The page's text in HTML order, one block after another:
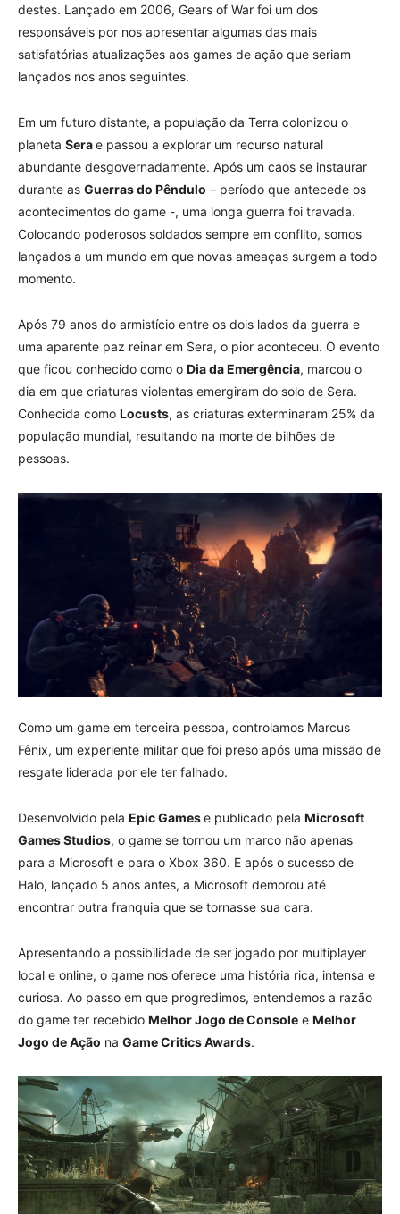
destes. Lançado em 2006, Gears of War foi um dos
responsáveis por nos apresentar algumas das mais
satisfatórias atualizações aos games de ação que seriam
lançados nos anos seguintes.
Em um futuro distante, a população da Terra colonizou o
planeta Serae passou a explorar um recurso natural
abundante desgovernadamente. Após um caos se instaurar
durante as Guerras do Pêndulo – período que antecede os
acontecimentos do game -, uma longa guerra foi travada.
Colocando poderosos soldados sempre em conflito, somos
lançados a um mundo em que novas ameaças surgem a todo
momento.
Após 79 anos do armistício entre os dois lados da guerra e
uma aparente paz reinar em Sera, o pior aconteceu. O evento
que ficou conhecido como o Dia da Emergência, marcou o
dia em que criaturas violentas emergiram do solo de Sera.
Conhecida como Locusts, as criaturas exterminaram 25% da
população mundial, resultando na morte de bilhões de
pessoas.
Como um game em terceira pessoa, controlamos Marcus
Fênix, um experiente militar que foi preso após uma missão de
resgate liderada por ele ter falhado.
Desenvolvido pela Epic Gamese publicado pela Microsoft
Games Studios, o game se tornou um marco não apenas
para a Microsoft e para o Xbox 360. E após o sucesso de
Halo, lançado 5 anos antes, a Microsoft demorou até
encontrar outra franquia que se tornasse sua cara.
Apresentando a possibilidade de ser jogado por multiplayer
local e online, o game nos oferece uma história rica, intensa e
curiosa. Ao passo em que progredimos, entendemos a razão
do game ter recebido Melhor Jogo de Console e Melhor
Jogo de Ação na Game Critics Awards.